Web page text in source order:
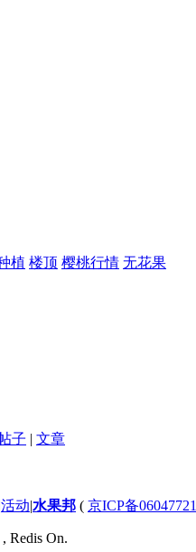
植 楼顶 樱桃行情 无花果
子 | 文章
活动|水果邦 ( 京ICP备
, Redis On.